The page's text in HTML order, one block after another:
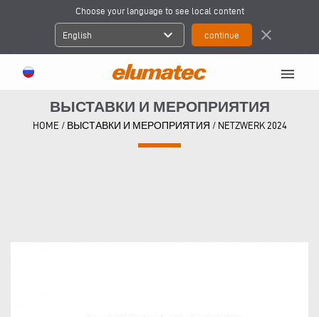
Choose your language to see local content
English expand_more close
menu
ВЫСТАВКИ И МЕРОПРИЯТИЯ
HOME / ВЫСТАВКИ И МЕРОПРИЯТИЯ / NETZWERK 2024